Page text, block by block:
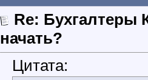
Re: Бухгалтеры
начать?
Цитата: